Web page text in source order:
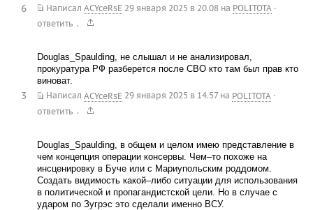
Написал ACYceRsE 29 января 2025 в 20.08на POLITOTA ·
ответить .
6
Douglas_Spaulding, не слышал и не анализировал,
прокуратура РФ разберется после СВО кто там был прав кто
виноват.
Написал ACYceRsE 29 января 2025 в 14.57на POLITOTA ·
ответить .
3
Douglas_Spaulding, в общем и целом имею представление в
чем концепция операции консервы. Чем–то похоже на
инсценировку в Буче или с Мариупольским роддомом.
Создать видимость какой–либо ситуации для использования
в политической и пропагандистской цели. Но в случае с
ударом по Зугрэс это сделали именно ВСУ.